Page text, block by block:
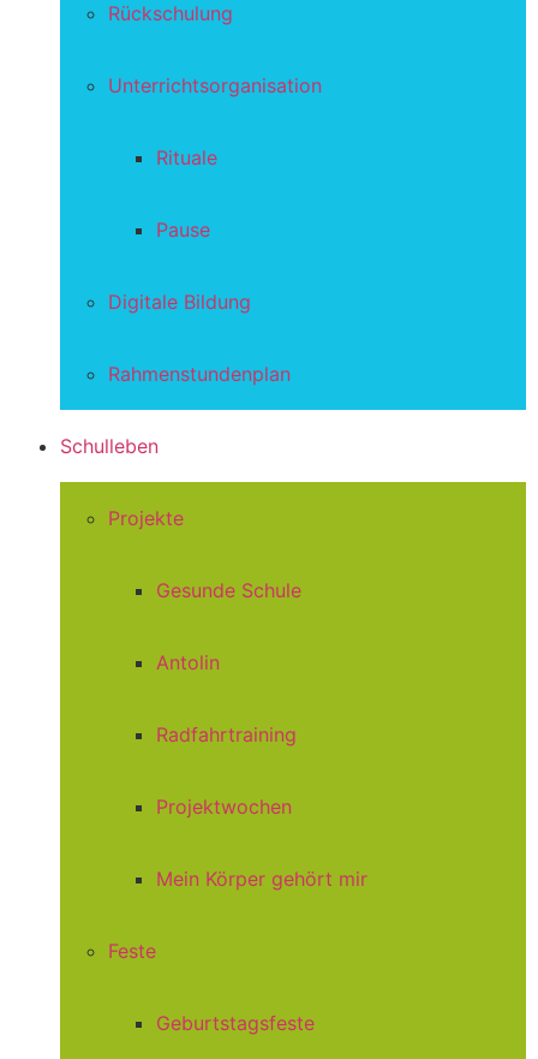
Rückschulung
Unterrichtsorganisation
Rituale
Pause
Digitale Bildung
Rahmenstundenplan
Schulleben
Projekte
Gesunde Schule
Antolin
Radfahrtraining
Projektwochen
Mein Körper gehört mir
Feste
Geburtstagsfeste